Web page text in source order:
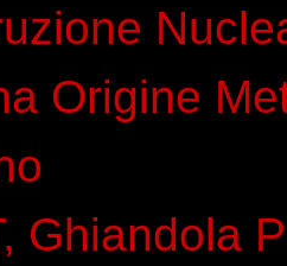
Origine
Ghiandola